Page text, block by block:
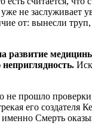
не заслуживает
от: вынесли
развитие
не прошло
его создателя
Смерть